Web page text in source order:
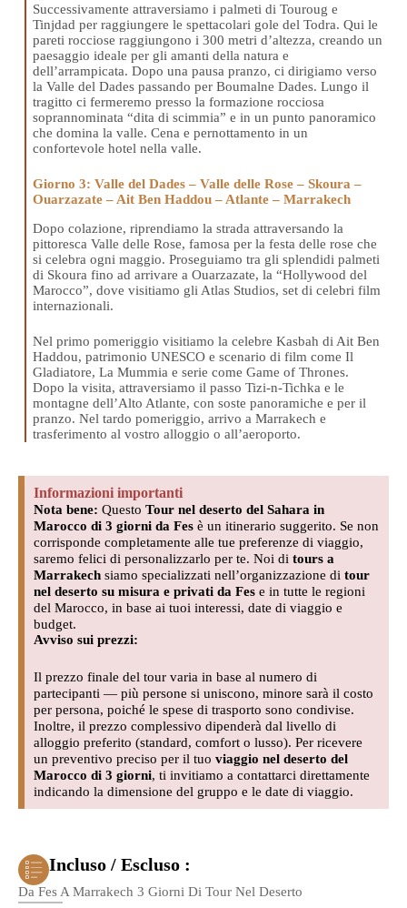
Successivamente attraversiamo i palmeti di Touroug e
Tinjdad per raggiungere le spettacolari gole del Todra. Qui le
pareti rocciose raggiungono i 300 metri d’altezza, creando un
paesaggio ideale per gli amanti della natura e
dell’arrampicata. Dopo una pausa pranzo, ci dirigiamo verso
la Valle del Dades passando per Boumalne Dades. Lungo il
tragitto ci fermeremo presso la formazione rocciosa
soprannominata “dita di scimmia” e in un punto panoramico
che domina la valle. Cena e pernottamento in un
confortevole hotel nella valle.
Giorno 3: Valle del Dades – Valle delle Rose – Skoura –
Ouarzazate – Ait Ben Haddou – Atlante – Marrakech
Dopo colazione, riprendiamo la strada attraversando la
pittoresca Valle delle Rose, famosa per la festa delle rose che
si celebra ogni maggio. Proseguiamo tra gli splendidi palmeti
di Skoura fino ad arrivare a Ouarzazate, la “Hollywood del
Marocco”, dove visitiamo gli Atlas Studios, set di celebri film
internazionali.
Nel primo pomeriggio visitiamo la celebre Kasbah di Ait Ben
Haddou, patrimonio UNESCO e scenario di film come Il
Gladiatore, La Mummia e serie come Game of Thrones.
Dopo la visita, attraversiamo il passo Tizi-n-Tichka e le
montagne dell’Alto Atlante, con soste panoramiche e per il
pranzo. Nel tardo pomeriggio, arrivo a Marrakech e
trasferimento al vostro alloggio o all’aeroporto.
Informazioni importanti
Nota bene: Questo Tour nel deserto del Sahara in
Marocco di 3 giorni da Fes è un itinerario suggerito. Se non
corrisponde completamente alle tue preferenze di viaggio,
saremo felici di personalizzarlo per te. Noi di tours a
Marrakech siamo specializzati nell’organizzazione di tour
nel deserto su misura e privati da Fes e in tutte le regioni
del Marocco, in base ai tuoi interessi, date di viaggio e
budget.
Avviso sui prezzi:
Il prezzo finale del tour varia in base al numero di
partecipanti — più persone si uniscono, minore sarà il costo
per persona, poiché le spese di trasporto sono condivise.
Inoltre, il prezzo complessivo dipenderà dal livello di
alloggio preferito (standard, comfort o lusso). Per ricevere
un preventivo preciso per il tuo viaggio nel deserto del
Marocco di 3 giorni, ti invitiamo a contattarci direttamente
indicando la dimensione del gruppo e le date di viaggio.
Incluso / Escluso :
Da Fes A Marrakech 3 Giorni Di Tour Nel Deserto